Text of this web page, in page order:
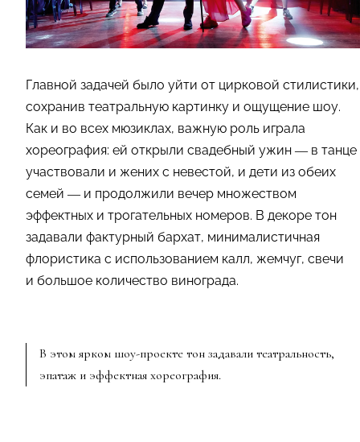
Главной задачей было уйти от цирковой стилистики,
сохранив театральную картинку и ощущение шоу.
Как и во всех мюзиклах, важную роль играла
хореография: ей открыли свадебный ужин — в танце
участвовали и жених с невестой, и дети из обеих
семей — и продолжили вечер множеством
эффектных и трогательных номеров. В декоре тон
задавали фактурный бархат, минималистичная
флористика с использованием калл, жемчуг, свечи
и большое количество винограда.
В этом ярком шоу-проекте тон задавали театральность,
эпатаж и эффектная хореография.